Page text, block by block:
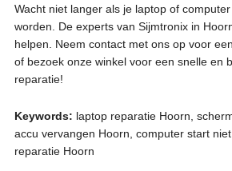
Wacht niet langer als je laptop of
worden. De experts van Sijmtronix in
helpen. Neem contact met ons op voor
of bezoek onze winkel voor een snelle en
reparatie!
Keywords: laptop reparatie Hoorn,
accu vervangen Hoorn, computer start
reparatie Hoorn